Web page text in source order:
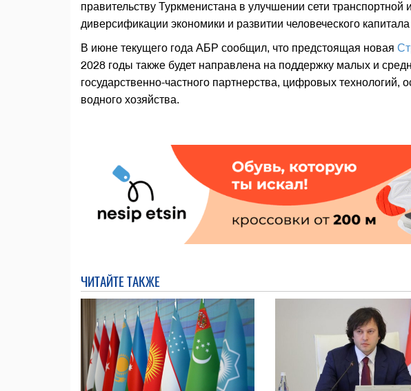
правительству Туркменистана в улучшении сети
диверсификации экономики и развитии человеческого капитала
В июне текущего года АБР сообщил, что предстоящая новая
2028 годы также будет направлена на поддержку малых и
государственно-частного партнерства, цифровых технологий,
водного хозяйства.
ЧИТАЙТЕ ТАКЖЕ